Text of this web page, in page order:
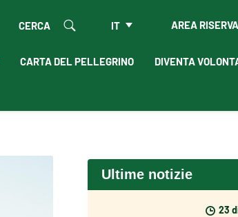
AREA
IT
CERCA
CARTA DEL PELLEGRINO DIVENTA
Ultime notizie
23